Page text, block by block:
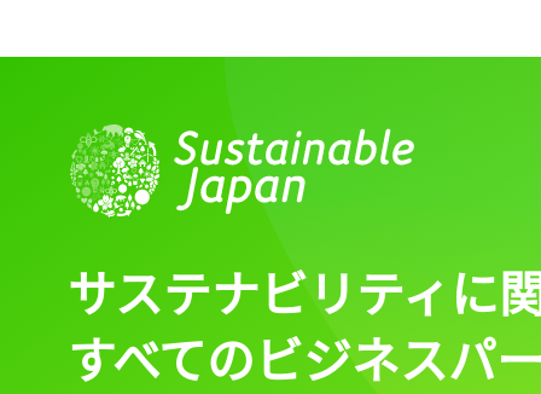
サステナビリティに
すべてのビジネスパ